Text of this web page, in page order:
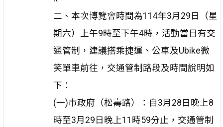
二、本次博覽會時間為114年3月29日（星
期六）上午9時至下午4時，活動當日有交
通管制，建議搭乘捷運、公車及Ubike微
笑單車前往，交通管制路段及時間說明如
下：
(一)市政府（松壽路）：自3月28日晚上8
時至3月29日晚上11時59分止，交通管制